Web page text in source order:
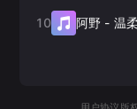
10 阿野 - 温